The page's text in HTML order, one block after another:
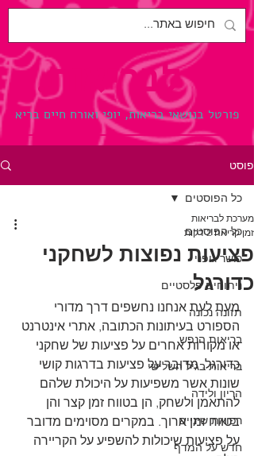
לבריאות.
פורטל בנושאי בריאות, יופי ואורח חיים בריא
פוסט
כל הפוסטים
כושר גופני
ניתוחים פלסטיים
תזונה נכונה
בריאות הנפש
בריאות בגיל השלישי
הריון ולידה
רפואת שיניים
חדש על המדף
כל הפוסטים
פציעות נפוצות לשחקני
כדורגל
מערכת לבריאות
זמן קריאה 2 דקות
מעת לעת אנחנו נחשפים דרך מדורי
הספורט בעיתונות הכתובה, אתרי אינטרנט
או מקורות אחרים על פציעות של שחקני
כדורגל. מדובר על פציעות בדרגות קושי
שונות אשר משפיעות על היכולת שלהם
להתאמן ולשחק, הן בטווח זמן קצר והן
בטווח זמן ארוך. במקרים מסוימים מדובר
על פציעות שיכולות להשפיע על הקריירה